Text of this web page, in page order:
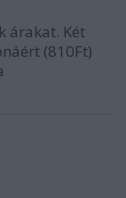
árakat. Két
(810Ft)